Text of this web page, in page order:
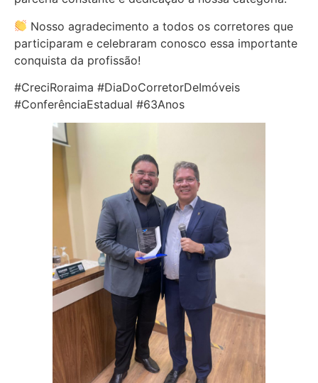
Nosso agradecimento a todos os corretores que
participaram e celebraram conosco essa importante
conquista da profissão!
#CreciRoraima #DiaDoCorretorDeImóveis
#ConferênciaEstadual #63Anos